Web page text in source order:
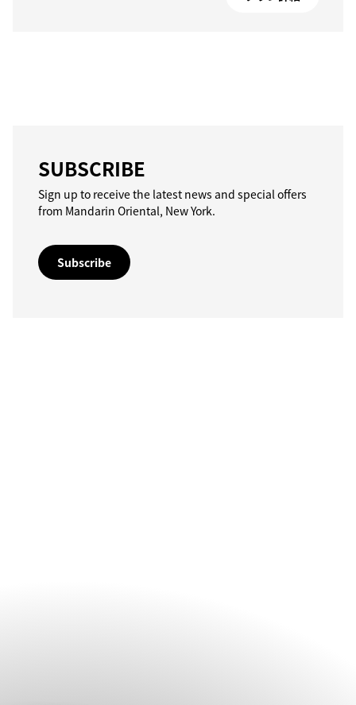
SUBSCRIBE
Sign up to receive the latest news and special offers
from Mandarin Oriental, New York.
Subscribe